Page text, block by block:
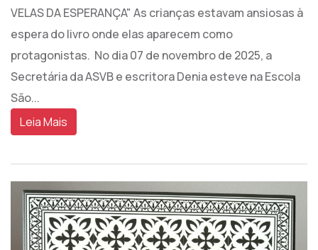
VELAS DA ESPERANÇA" As crianças estavam ansiosas à
espera do livro onde elas aparecem como
protagonistas. No dia 07 de novembro de 2025, a
Secretária da ASVB e escritora Denia esteve na Escola
São...
Leia Mais